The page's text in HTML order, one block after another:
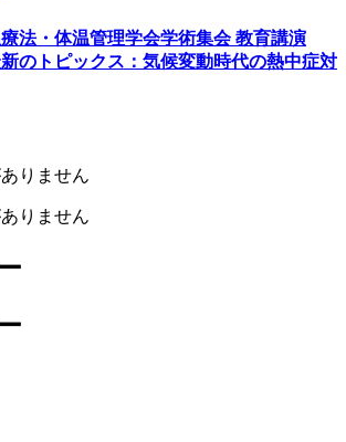
法・体温管理学会学術集会 教育講演
新のトピックス：気候変動時代の熱中症対
りません
りません